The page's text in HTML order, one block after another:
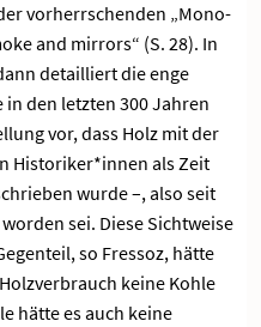
vorherrschenden „Mono-
and mirrors“ (S. 28). In
detailliert die enge
den letzten 300 Jahren
vor, dass Holz mit der
Historiker*innen als Zeit
wurde –, also seit
sei. Diese Sichtweise
so Fressoz, hätte
keine Kohle
hätte es auch keine